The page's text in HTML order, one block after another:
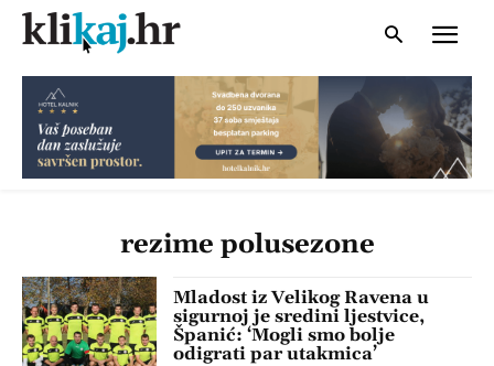
rezime polusezone
Mladost iz Velikog Ravena u
sigurnoj je sredini ljestvice,
Španić: ‘Mogli smo bolje
odigrati par utakmica’